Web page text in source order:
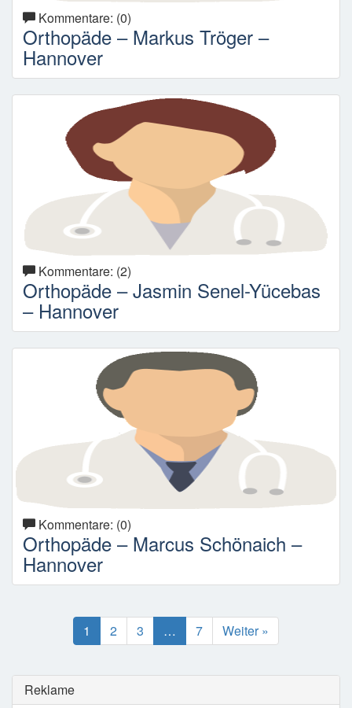
Kommentare: (0)
Orthopäde – Markus Tröger –
Hannover
Kommentare: (2)
Orthopäde – Jasmin Senel-Yücebas
– Hannover
Kommentare: (0)
Orthopäde – Marcus Schönaich –
Hannover
1 2 3 … 7 Weiter »
Reklame